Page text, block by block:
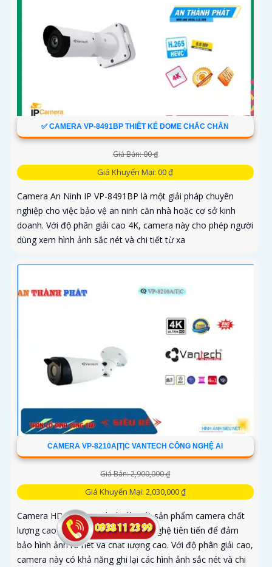
✅ CAMERA VP-8491BP THIÊT KẾ DOME CHẮC CHẮN
Giá Bán: 00 ₫
Giá Khuyến Mại: 00 ₫
Camera An Ninh IP VP-8491BP là một giải pháp chuyên
nghiệp cho việc bảo vệ an ninh căn nhà hoặc cơ sở kinh
doanh. Với độ phân giải cao 4K, camera này cho phép người
dùng xem hình ảnh sắc nét và chi tiết từ xa
CAMERA VP-8210A|T|C VANTECH CÔNG NGHỆ AI
Giá Bán: 2,900,000 ₫
Giá Khuyến Mại: 2,030,000 ₫
Camera HD VP-8210A|T|C là một sản phẩm camera chất
lượng cao, được thiết kế với công nghệ tiên tiến để đảm
bảo hình ảnh rõ nét và chất lượng cao. Với độ phân giải cao,
camera này có khả năng ghi lại các hình ảnh sắc nét và chi